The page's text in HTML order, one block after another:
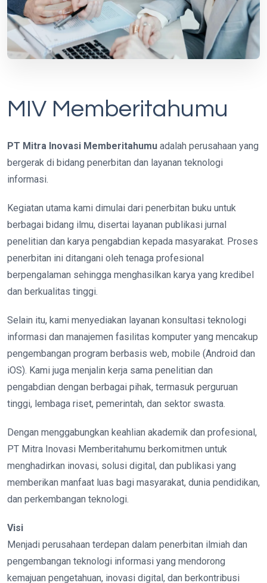
MIV Memberitahumu
PT Mitra Inovasi Memberitahumu adalah perusahaan yang
bergerak di bidang penerbitan dan layanan teknologi
informasi.
Kegiatan utama kami dimulai dari penerbitan buku untuk
berbagai bidang ilmu, disertai layanan publikasi jurnal
penelitian dan karya pengabdian kepada masyarakat. Proses
penerbitan ini ditangani oleh tenaga profesional
berpengalaman sehingga menghasilkan karya yang kredibel
dan berkualitas tinggi.
Selain itu, kami menyediakan layanan konsultasi teknologi
informasi dan manajemen fasilitas komputer yang mencakup
pengembangan program berbasis web, mobile (Android dan
iOS). Kami juga menjalin kerja sama penelitian dan
pengabdian dengan berbagai pihak, termasuk perguruan
tinggi, lembaga riset, pemerintah, dan sektor swasta.
Dengan menggabungkan keahlian akademik dan profesional,
PT Mitra Inovasi Memberitahumu berkomitmen untuk
menghadirkan inovasi, solusi digital, dan publikasi yang
memberikan manfaat luas bagi masyarakat, dunia pendidikan,
dan perkembangan teknologi.
Visi
Menjadi perusahaan terdepan dalam penerbitan ilmiah dan
pengembangan teknologi informasi yang mendorong
kemajuan pengetahuan, inovasi digital, dan berkontribusi